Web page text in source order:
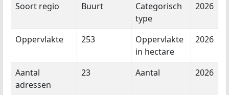
Soort regio
Buurt
Categorisch
type
2026
Oppervlakte 253
Oppervlakte
in hectare
2026
Aantal
adressen
23 Aantal 2026